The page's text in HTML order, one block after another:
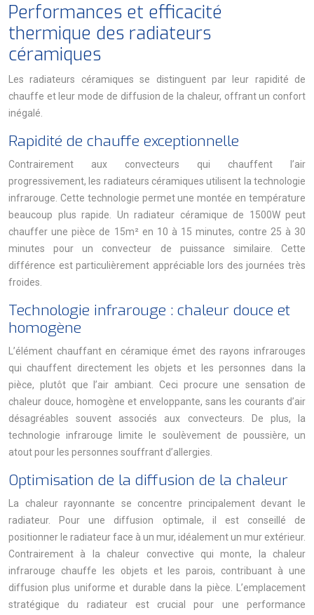
Performances et efficacité
thermique des radiateurs
céramiques
Les radiateurs céramiques se distinguent par leur rapidité de
chauffe et leur mode de diffusion de la chaleur, offrant un confort
inégalé.
Rapidité de chauffe exceptionnelle
Contrairement aux convecteurs qui chauffent l’air
progressivement, les radiateurs céramiques utilisent la technologie
infrarouge. Cette technologie permet une montée en température
beaucoup plus rapide. Un radiateur céramique de 1500W peut
chauffer une pièce de 15m² en 10 à 15 minutes, contre 25 à 30
minutes pour un convecteur de puissance similaire. Cette
différence est particulièrement appréciable lors des journées très
froides.
Technologie infrarouge : chaleur douce et
homogène
L’élément chauffant en céramique émet des rayons infrarouges
qui chauffent directement les objets et les personnes dans la
pièce, plutôt que l’air ambiant. Ceci procure une sensation de
chaleur douce, homogène et enveloppante, sans les courants d’air
désagréables souvent associés aux convecteurs. De plus, la
technologie infrarouge limite le soulèvement de poussière, un
atout pour les personnes souffrant d’allergies.
Optimisation de la diffusion de la chaleur
La chaleur rayonnante se concentre principalement devant le
radiateur. Pour une diffusion optimale, il est conseillé de
positionner le radiateur face à un mur, idéalement un mur extérieur.
Contrairement à la chaleur convective qui monte, la chaleur
infrarouge chauffe les objets et les parois, contribuant à une
diffusion plus uniforme et durable dans la pièce. L’emplacement
stratégique du radiateur est crucial pour une performance